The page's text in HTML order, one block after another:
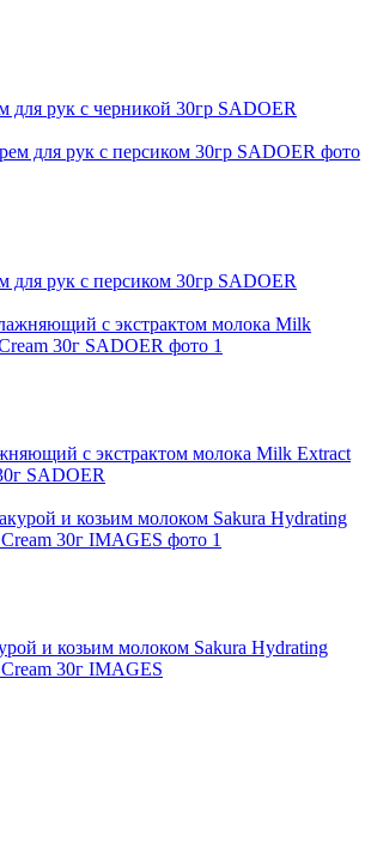
рук с черникой 30гр SADOER
рук с персиком 30гр SADOER
с экстрактом молока Milk Extract
SADOER
и козьим молоком Sakura Hydrating
30г IMAGES